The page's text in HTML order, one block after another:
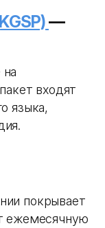
—
входят
языка,
покрывает
ежемесячную